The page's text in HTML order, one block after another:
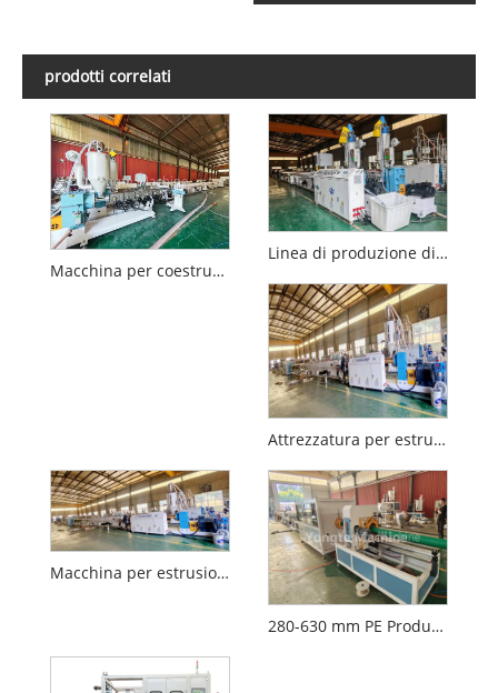
prodotti correlati
Macchina per coestrusione di tubi in plastica PPR multi -strato
Linea di produzione di tubi in PE ad alta velocità da 20-110 mm
Attrezzatura per estrusione del tubo PE ad alta velocità 75-250 mm
Macchina per estrusione del tubo HDPE da 110-315 mm
280-630 mm PE Production Machine